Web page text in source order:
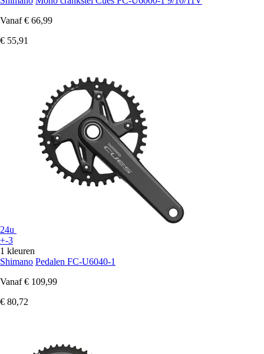
Vanaf € 66,99
€ 55,91
24u
+-3
1 kleuren
Shimano Pedalen FC-U6040-1
Vanaf € 109,99
€ 80,72